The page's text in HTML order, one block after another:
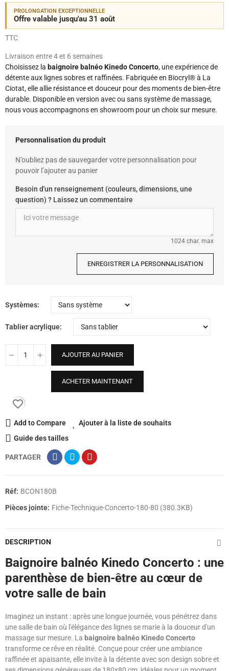
PROLONGATION EXCEPTIONNELLE
Offre valable jusqu'au 31 août
TTC
Livraison entre 4 et 6 semaines
Choisissez la baignoire balnéo Kinedo Concerto, une expérience de
détente aux lignes sobres et raffinées. Fabriquée en Biocryl® à La
Ciotat, elle allie résistance et douceur pour des moments de bien-être
durable. Disponible en version avec ou sans système de massage,
nous vous accompagnons en showroom pour un choix sur mesure.
Personnalisation du produit
N’oubliez pas de sauvegarder votre personnalisation pour
pouvoir l’ajouter au panier
Besoin d'un renseignement (couleurs, dimensions, une
question) ? Laissez un commentaire
1024 char. max
ENREGISTRER LA PERSONNALISATION
Systèmes
Tablier acrylique
AJOUTER AU PANIER
ACHETER MAINTENANT
favorite_border
Add to Compare
Ajouter à la liste de souhaits
Guide des tailles
PARTAGER
Réf: BCON180B
Pièces jointe: Fiche-Technique-Concerto-180-80 (380.3KB)
DESCRIPTION
Baignoire balnéo Kinedo Concerto : une
parenthèse de bien-être au cœur de
votre salle de bain
Imaginez un instant : après une longue journée, vous pénétrez dans
une salle de bain où l'élégance des lignes se marie à la douceur d'un
massage sur mesure. La baignoire balnéo Kinedo Concerto
transforme ce rêve en réalité. Conçue pour créer une ambiance
raffinée et apaisante, elle invite à la détente avec son design sobre et